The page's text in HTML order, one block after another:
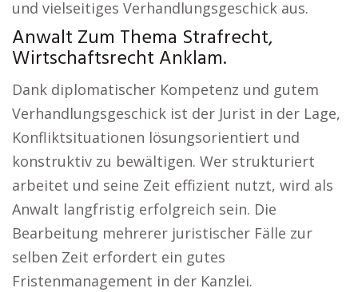
und vielseitiges Verhandlungsgeschick aus.
Anwalt Zum Thema Strafrecht,
Wirtschaftsrecht Anklam.
Dank diplomatischer Kompetenz und gutem
Verhandlungsgeschick ist der Jurist in der Lage,
Konfliktsituationen lösungsorientiert und
konstruktiv zu bewältigen. Wer strukturiert
arbeitet und seine Zeit effizient nutzt, wird als
Anwalt langfristig erfolgreich sein. Die
Bearbeitung mehrerer juristischer Fälle zur
selben Zeit erfordert ein gutes
Fristenmanagement in der Kanzlei.